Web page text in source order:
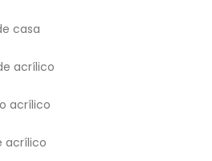
casa
acrílico
acrílico
acrílico